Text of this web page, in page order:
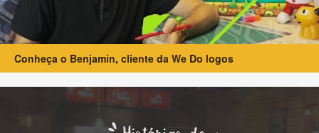
Conheça o Benjamin, cliente da We Do logos